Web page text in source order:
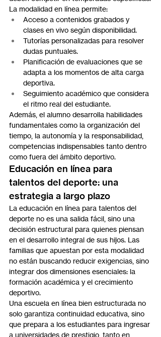
La modalidad en línea permite:
Acceso a contenidos grabados y
clases en vivo según disponibilidad.
Tutorías personalizadas para resolver
dudas puntuales.
Planificación de evaluaciones que se
adapta a los momentos de alta carga
deportiva.
Seguimiento académico que considera
el ritmo real del estudiante.
Además, el alumno desarrolla habilidades
fundamentales como la organización del
tiempo, la autonomía y la responsabilidad,
competencias indispensables tanto dentro
como fuera del ámbito deportivo.
Educación en línea para
talentos del deporte: una
estrategia a largo plazo
La educación en línea para talentos del
deporte no es una salida fácil, sino una
decisión estructural para quienes piensan
en el desarrollo integral de sus hijos. Las
familias que apuestan por esta modalidad
no están buscando reducir exigencias, sino
integrar dos dimensiones esenciales: la
formación académica y el crecimiento
deportivo.
Una escuela en línea bien estructurada no
solo garantiza continuidad educativa, sino
que prepara a los estudiantes para ingresar
a universidades de prestigio, tanto en